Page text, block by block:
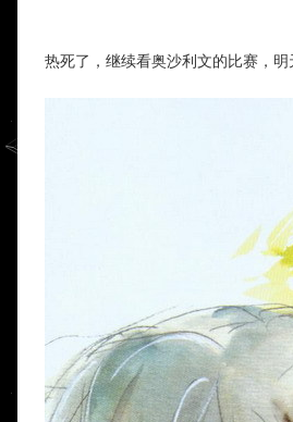
热死了，继续看奥沙利文的比赛，